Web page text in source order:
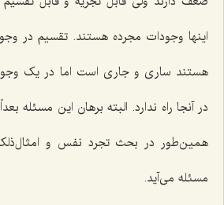
اینها وجودات مجرده هستند. تقسیم در
هستند سارى و جارى است اما در یک
در آنجا راه ندارد. البته برهان این مسئله
همین‌طور در بحث تجرد نفس و امثال‌ذلک
مسئله مى‌آید.